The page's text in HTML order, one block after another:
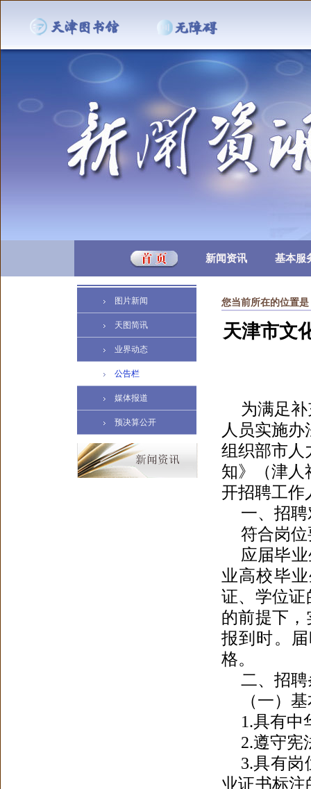
新闻资讯 基本服
图片新闻
天图简讯
业界动态
公告栏
媒体报道
预决算公开
您当前所在的位置是
天津市文
为满足
人员实施
组织部市人
知》（津人
开招聘工作
一、招
符合岗
应届毕
业高校毕
证、学位证
的前提下，
报到时。
格。
二、招
（一）
1.具有中
2.遵守宪
3.具有岗
业证书标